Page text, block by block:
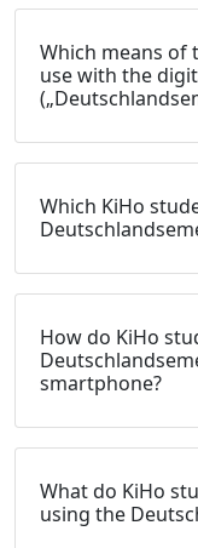
Which means of
use with the
Which KiHo
How do KiHo
smartphone?
What do KiHo
using the